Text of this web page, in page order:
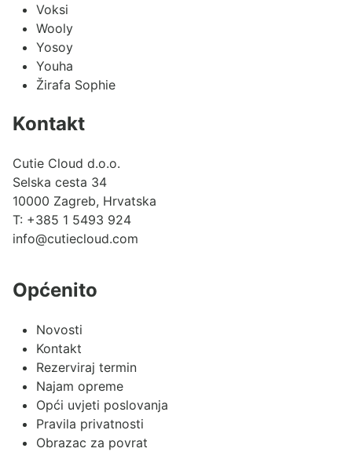
Voksi
Wooly
Yosoy
Youha
Žirafa Sophie
Kontakt
Cutie Cloud d.o.o.
Selska cesta 34
10000 Zagreb, Hrvatska
T: +385 1 5493 924
info@cutiecloud.com
Općenito
Novosti
Kontakt
Rezerviraj termin
Najam opreme
Opći uvjeti poslovanja
Pravila privatnosti
Obrazac za povrat